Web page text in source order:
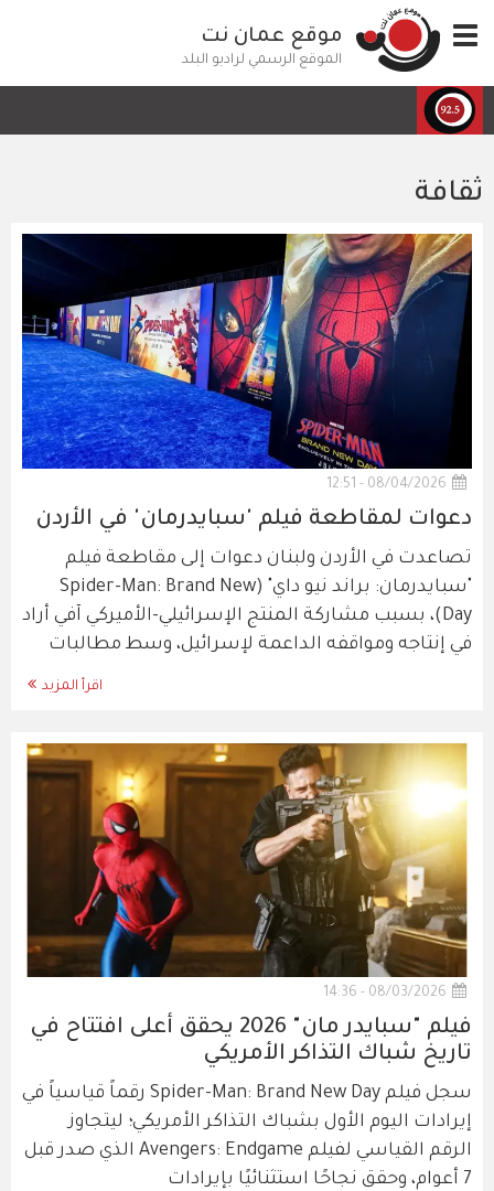
إلى
المحتوى
الرئيسي
Toggle
navigation
موقع عمان نت
الموقع الرسمي لراديو البلد
ثقافة
08/04/2026 - 12:51
دعوات لمقاطعة فيلم 'سبايدرمان' في الأردن
تصاعدت في الأردن ولبنان دعوات إلى مقاطعة فيلم
"سبايدرمان: براند نيو داي" (Spider-Man: Brand New
Day)، بسبب مشاركة المنتج الإسرائيلي-الأميركي آفي أراد
في إنتاجه ومواقفه الداعمة لإسرائيل، وسط مطالبات
اقرأ المزيد
08/03/2026 - 14:36
فيلم "سبايدر مان" 2026 يحقق أعلى افتتاح في
تاريخ شباك التذاكر الأمريكي
سجل فيلم Spider-Man: Brand New Day رقماً قياسياً في
إيرادات اليوم الأول بشباك التذاكر الأمريكي؛ ليتجاوز
الرقم القياسي لفيلم Avengers: Endgame الذي صدر قبل
7 أعوام، وحقق نجاحًا استثنائيًا بإيرادات